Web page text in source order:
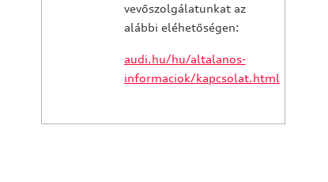
vevőszolgálatunkat az
alábbi eléhetőségen:
audi.hu/hu/altalanos-
informaciok/kapcsolat.html